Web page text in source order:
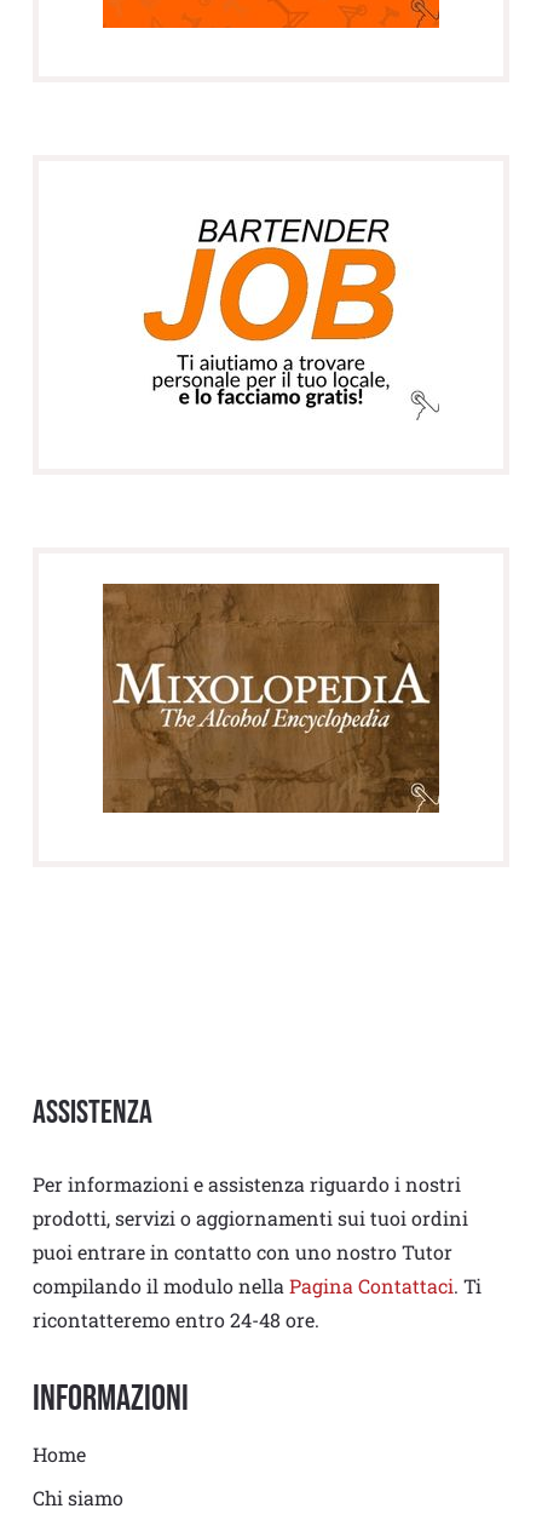
Assistenza
Per informazioni e assistenza riguardo i nostri
prodotti, servizi o aggiornamenti sui tuoi ordini
puoi entrare in contatto con uno nostro Tutor
compilando il modulo nella Pagina Contattaci. Ti
ricontatteremo entro 24-48 ore.
Informazioni
Home
Chi siamo